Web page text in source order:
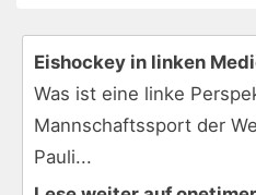
Eishockey in linken
Was ist eine linke
Mannschaftssport der
Pauli...